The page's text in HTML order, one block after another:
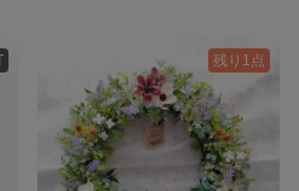
残り1点